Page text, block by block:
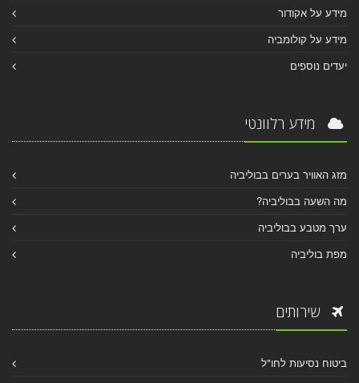
מידע על אקודור
מידע על קולומביה
יעדים נוספים
מידע רלוונטי
מזג האוויר בערים בבוליביה
מה השעה בבוליביה?
ערך מטבע בבוליביה
מפת בוליביה
שירותים
ביטוח נסיעות לחו"ל